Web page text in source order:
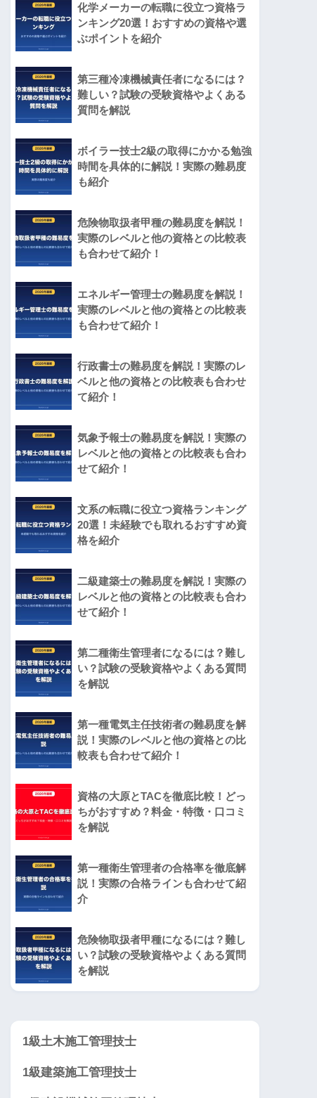
化学メーカーの転職に役立つ資格ラ
ンキング20選！おすすめの資格や選
ぶポイントを紹介
第三種冷凍機械責任者になるには？
難しい？試験の受験資格やよくある
質問を解説
ボイラー技士2級の取得にかかる勉強
時間を具体的に解説！実際の難易度
も紹介
危険物取扱者甲種の難易度を解説！
実際のレベルと他の資格との比較表
も合わせて紹介！
エネルギー管理士の難易度を解説！
実際のレベルと他の資格との比較表
も合わせて紹介！
行政書士の難易度を解説！実際のレ
ベルと他の資格との比較表も合わせ
て紹介！
気象予報士の難易度を解説！実際の
レベルと他の資格との比較表も合わ
せて紹介！
文系の転職に役立つ資格ランキング
20選！未経験でも取れるおすすめ資
格を紹介
二級建築士の難易度を解説！実際の
レベルと他の資格との比較表も合わ
せて紹介！
第二種衛生管理者になるには？難し
い？試験の受験資格やよくある質問
を解説
第一種電気主任技術者の難易度を解
説！実際のレベルと他の資格との比
較表も合わせて紹介！
資格の大原とTACを徹底比較！どっ
ちがおすすめ？料金・特徴・口コミ
を解説
第一種衛生管理者の合格率を徹底解
説！実際の合格ラインも合わせて紹
介
危険物取扱者甲種になるには？難し
い？試験の受験資格やよくある質問
を解説
1級土木施工管理技士
1級建築施工管理技士